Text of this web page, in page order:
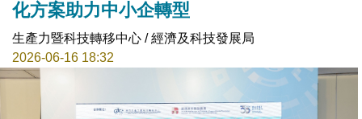
化方案助力中小企轉型
生產力暨科技轉移中心 / 經濟及科技發展局
2026-06-16 18:32